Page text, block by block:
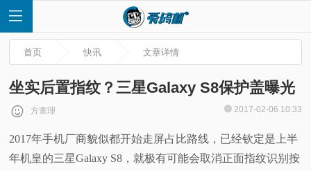
页
首页 快讯 文章详情
坐实后置指纹？三星Galaxy S8保护盖曝光
方查理 2017-02-06 10:33
2017年手机厂商貌似都开始走屏占比路线，已经钦定是上半
年机皇的三星Galaxy S8，就极有可能会取消正面指纹识别按